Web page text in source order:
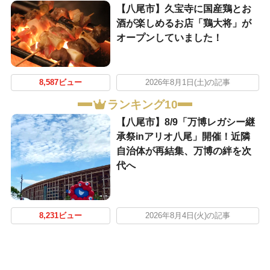
【八尾市】久宝寺に国産鶏とお
酒が楽しめるお店「鶏大将」が
オープンしていました！
8,587ビュー 2026年8月1日(土)の記事
ランキング10
【八尾市】8/9「万博レガシー継
承祭inアリオ八尾」開催！近隣
自治体が再結集、万博の絆を次
代へ
8,231ビュー 2026年8月4日(火)の記事